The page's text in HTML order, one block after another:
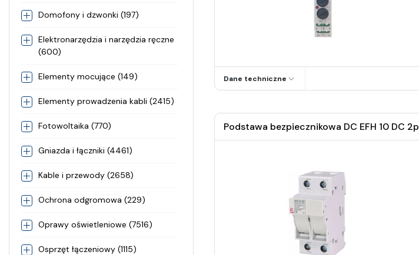
Domofony i dzwonki (197)
Elektronarzędzia i narzędzia ręczne
(600)
Elementy mocujące (149)
Elementy prowadzenia kabli (2415)
Fotowoltaika (770)
Gniazda i łączniki (4461)
Kable i przewody (2658)
Ochrona odgromowa (229)
Oprawy oświetleniowe (7516)
Osprzęt łączeniowy (1115)
Dane techniczne
Podstawa bezpiecznikowa DC EFH 10 DC 2p